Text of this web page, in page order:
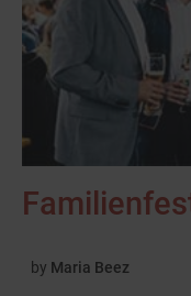
by Maria Beez